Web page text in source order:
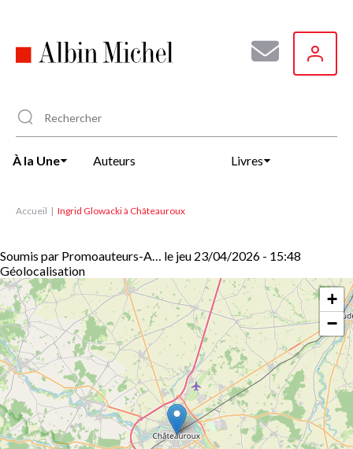
principal
À la Une Auteurs Livres
Accueil Ingrid Glowacki à Châteauroux
Soumis par Promoauteurs-A… le jeu 23/04/2026 - 15:48
Géolocalisation
+
−